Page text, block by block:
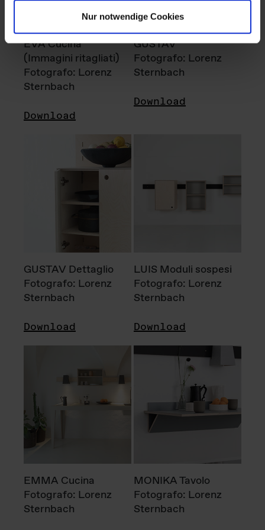
Nur notwendige Cookies
EVA Cucina
(Immagini ritagliati)
Fotografo: Lorenz
Sternbach
Download
GUSTAV
Fotografo: Lorenz
Sternbach
Download
GUSTAV Dettaglio
Fotografo: Lorenz
Sternbach
Download
LUIS Moduli sospesi
Fotografo: Lorenz
Sternbach
Download
EMMA Cucina
Fotografo: Lorenz
Sternbach
MONIKA Tavolo
Fotografo: Lorenz
Sternbach